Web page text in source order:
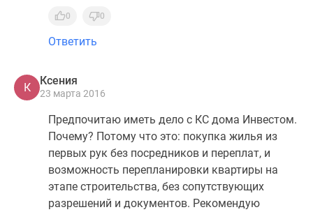
0 0
Ответить
К
Ксения
23 марта 2016
Предпочитаю иметь дело с КС дома Инвестом.
Почему? Потому что это: покупка жилья из
первых рук без посредников и переплат, и
возможность перепланировки квартиры на
этапе строительства, без сопутствующих
разрешений и документов. Рекомендую